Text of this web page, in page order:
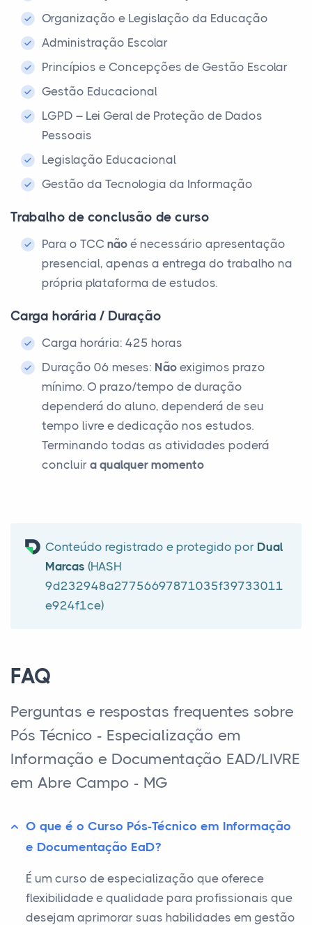
Organização e Legislação da Educação
Administração Escolar
Princípios e Concepções de Gestão Escolar
Gestão Educacional
LGPD – Lei Geral de Proteção de Dados
Pessoais
Legislação Educacional
Gestão da Tecnologia da Informação
Trabalho de conclusão de curso
Para o TCC não é necessário apresentação
presencial, apenas a entrega do trabalho na
própria plataforma de estudos.
Carga horária / Duração
Carga horária: 425 horas
Duração 06 meses: Não exigimos prazo
mínimo. O prazo/tempo de duração
dependerá do aluno, dependerá de seu
tempo livre e dedicação nos estudos.
Terminando todas as atividades poderá
concluir a qualquer momento
Conteúdo registrado e protegido por Dual
Marcas (HASH
9d232948a27756697871035f39733011
e924f1ce)
FAQ
Perguntas e respostas frequentes sobre
Pós Técnico - Especialização em
Informação e Documentação EAD/LIVRE
em Abre Campo - MG
O que é o Curso Pós-Técnico em Informação
e Documentação EaD?
É um curso de especialização que oferece
flexibilidade e qualidade para profissionais que
desejam aprimorar suas habilidades em gestão